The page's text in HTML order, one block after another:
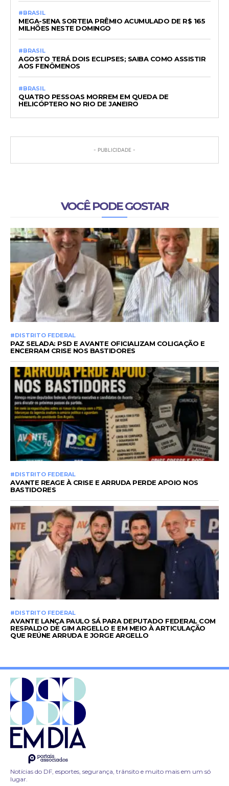
#BRASIL
MEGA-SENA SORTEIA PRÊMIO ACUMULADO DE R$ 165
MILHÕES NESTE DOMINGO
#BRASIL
AGOSTO TERÁ DOIS ECLIPSES; SAIBA COMO ASSISTIR
AOS FENÔMENOS
#BRASIL
QUATRO PESSOAS MORREM EM QUEDA DE
HELICÓPTERO NO RIO DE JANEIRO
- PUBLICIDADE -
VOCÊ PODE GOSTAR
#DISTRITO FEDERAL
PAZ SELADA: PSD E AVANTE OFICIALIZAM COLIGAÇÃO E
ENCERRAM CRISE NOS BASTIDORES
#DISTRITO FEDERAL
AVANTE REAGE À CRISE E ARRUDA PERDE APOIO NOS
BASTIDORES
#DISTRITO FEDERAL
AVANTE LANÇA PAULO SÁ PARA DEPUTADO FEDERAL COM
RESPALDO DE GIM ARGELLO E EM MEIO À ARTICULAÇÃO
QUE REÚNE ARRUDA E JORGE ARGELLO
Notícias do DF, esportes, segurança, trânsito e muito mais em um só
lugar.